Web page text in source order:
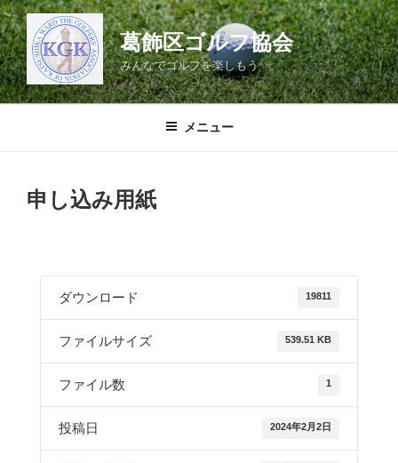
コ
ン
テ
ン
ツ
葛飾区ゴルフ協会
みんなでゴルフを楽しもう
メニュー
申し込み用紙
ダウンロード 19811
ファイルサイズ 539.51 KB
ファイル数 1
投稿日 2024年2月2日